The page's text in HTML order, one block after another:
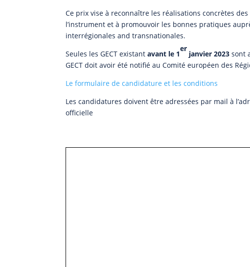
Ce prix vise à reconnaître les réalisations concrètes
l’instrument et à promouvoir les bonnes pratiques
interrégionales and transnationales.
Seules les GECT existantavant le 1
er
janvier 2023 sont
GECT doit avoir été notifié au Comité européen des
Le formulaire de candidature et les conditions
Les candidatures doivent être adressées par mail à
officielle